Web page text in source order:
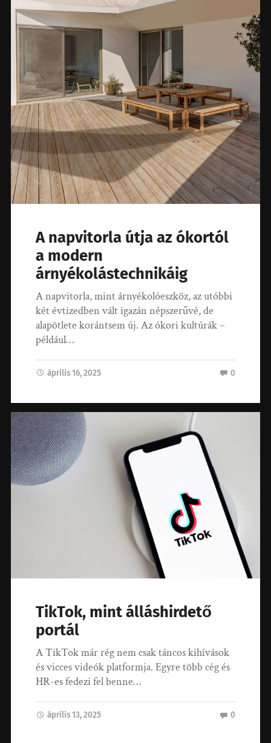
A napvitorla útja az ókortól
a modern
árnyékolástechnikáig
A napvitorla, mint árnyékolóeszköz, az utóbbi
két évtizedben vált igazán népszerűvé, de
alapötlete korántsem új. Az ókori kultúrák –
például…
április 16, 2025 0
TikTok, mint álláshirdető
portál
A TikTok már rég nem csak táncos kihívások
és vicces videók platformja. Egyre több cég és
HR-es fedezi fel benne…
április 13, 2025 0